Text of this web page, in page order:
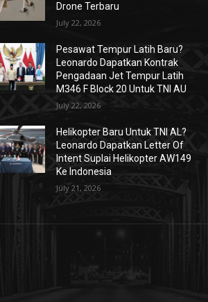
Drone Terbaru
July 22, 2026
Pesawat Tempur Latih Baru?
Leonardo Dapatkan Kontrak
Pengadaan Jet Tempur Latih
M346 F Block 20 Untuk TNI AU
July 22, 2026
Helikopter Baru Untuk TNI AL?
Leonardo Dapatkan Letter Of
Intent Suplai Helikopter AW149
Ke Indonesia
July 21, 2026